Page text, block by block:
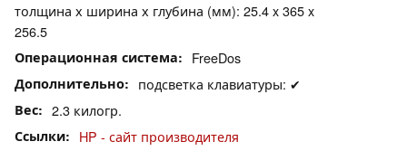
толщина х ширина х глубина (мм): 25.4 x 365 x
256.5
Операционная система FreeDos
Дополнительно подсветка клавиатуры: ✔
Вес 2.3 килогр.
Ссылки HP - сайт производителя